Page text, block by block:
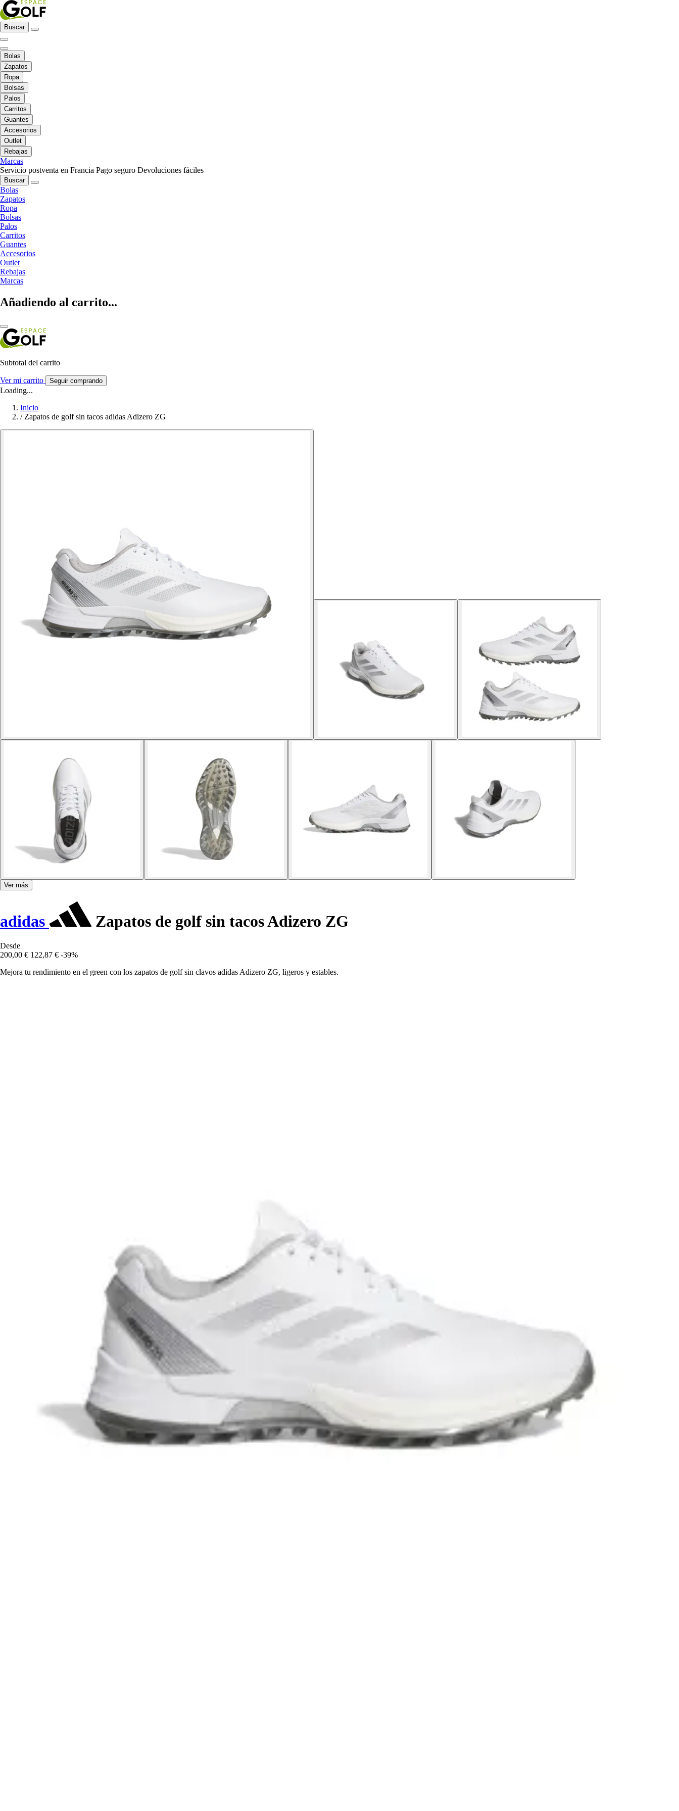
Buscar
Bolas
Zapatos
Ropa
Bolsas
Palos
Carritos
Guantes
Accesorios
Outlet
Rebajas
Marcas
Servicio postventa en Francia Pago seguro Devoluciones fáciles
Buscar
Bolas
Zapatos
Ropa
Bolsas
Palos
Carritos
Guantes
Accesorios
Outlet
Rebajas
Marcas
Añadiendo al carrito...
Subtotal del carrito
Ver mi carrito Seguir comprando
Loading...
Inicio
/ Zapatos de golf sin tacos adidas Adizero ZG
Ver más
adidas Zapatos de golf sin tacos Adizero ZG
Desde
200,00 € 122,87 € -39%
Mejora tu rendimiento en el green con los zapatos de golf sin clavos adidas Adizero ZG, ligeros y estables.